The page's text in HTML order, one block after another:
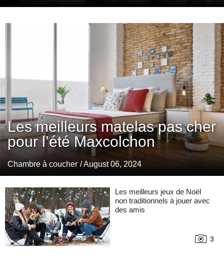
Les meilleurs matelas pas cher
pour l’été Maxcolchon
Chambre à coucher / August 06, 2024
Les meilleurs jeux de Noël
non traditionnels à jouer avec
des amis
3